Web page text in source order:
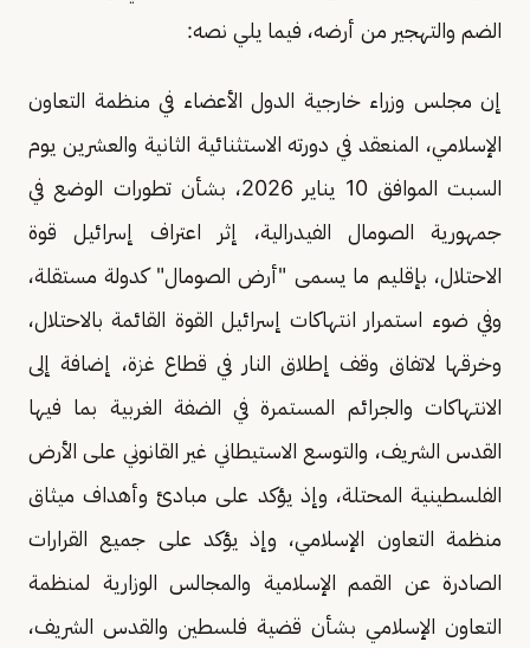
الضم والتهجير من أرضه، فيما يلي نصه:
إن مجلس وزراء خارجية الدول الأعضاء في منظمة التعاون
الإسلامي، المنعقد في دورته الاستثنائية الثانية والعشرين يوم
السبت الموافق 10 يناير 2026، بشأن تطورات الوضع في
جمهورية الصومال الفيدرالية، إثر اعتراف إسرائيل قوة
الاحتلال، بإقليم ما يسمى "أرض الصومال" كدولة مستقلة،
وفي ضوء استمرار انتهاكات إسرائيل القوة القائمة بالاحتلال،
وخرقها لاتفاق وقف إطلاق النار في قطاع غزة، إضافة إلى
الانتهاكات والجرائم المستمرة في الضفة الغربية بما فيها
القدس الشريف، والتوسع الاستيطاني غير القانوني على الأرض
الفلسطينية المحتلة، وإذ يؤكد على مبادئ وأهداف ميثاق
منظمة التعاون الإسلامي، وإذ يؤكد على جميع القرارات
الصادرة عن القمم الإسلامية والمجالس الوزارية لمنظمة
التعاون الإسلامي بشأن قضية فلسطين والقدس الشريف،